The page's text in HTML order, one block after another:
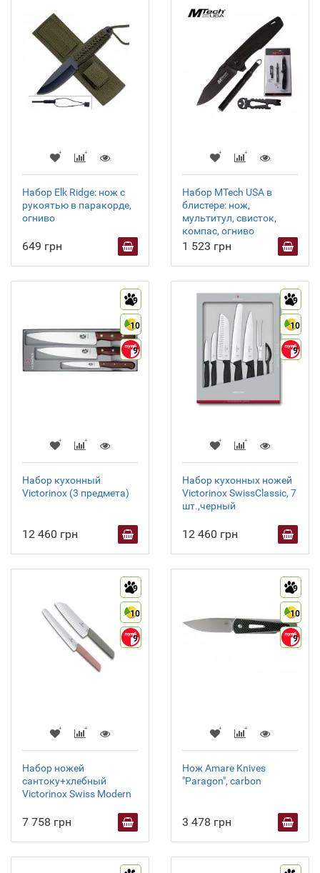
Набор Elk Ridge: нож с
рукоятью в паракорде,
огниво
649 грн
Набор MTech USA в
блистере: нож,
мультитул, свисток,
компас, огниво
1 523 грн
9
10
9
Набор кухонный
Victorinox (3 предмета)
12 460 грн
9
10
9
Набор кухонных ножей
Victorinox SwissClassic, 7
шт.,черный
12 460 грн
9
10
9
Набор ножей
сантоку+хлебный
Victorinox Swiss Modern
7 758 грн
9
10
9
Нож Amare Knives
"Paragon", carbon
3 478 грн